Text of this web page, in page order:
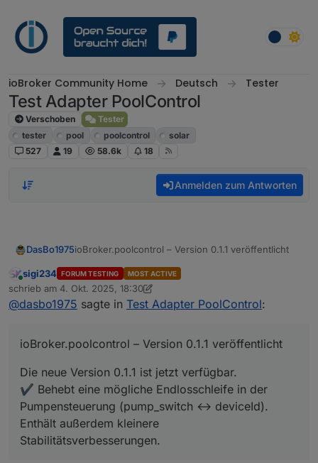
ioBroker Community Home Deutsch Tester
Test Adapter PoolControl
Verschoben
Tester
tester
pool poolcontrol
solar
527
19 58.6k 18
Anmelden zum Antworten
DasBo1975ioBroker.poolcontrol – Version 0.1.1 veröffentlicht
Die neue Version 0.1.1 ist jetzt verfügbar.
✔️ Behebt eine mögliche Endlosschleife in der
Pumpensteuerung (pump_switch ↔ deviceId).
Online
sigi234 FORUM TESTING MOST ACTIVE
schrieb am 4. Okt. 2025, 18:30
zuletzt editiert von sigi23410. Apr. 2025, 20:32
@dasbo1975 sagte in Test Adapter PoolControl:
ioBroker.poolcontrol – Version 0.1.1 veröffentlicht
Die neue Version 0.1.1 ist jetzt verfügbar.
✔️ Behebt eine mögliche Endlosschleife in der
Pumpensteuerung (pump_switch ↔ deviceId).
Enthält außerdem kleinere
Stabilitätsverbesserungen.